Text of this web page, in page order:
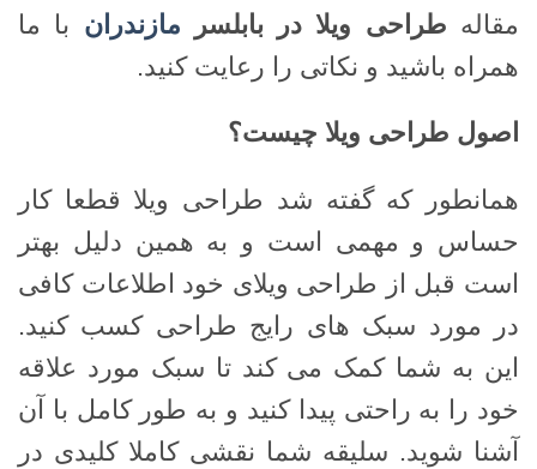
مقاله طراحی ویلا در بابلسر مازندران با ما
همراه باشید و نکاتی را رعایت کنید.
اصول طراحی ویلا چیست؟
همانطور که گفته شد طراحی ویلا قطعا کار
حساس و مهمی است و به همین دلیل بهتر
است قبل از طراحی ویلای خود اطلاعات کافی
در مورد سبک های رایج طراحی کسب کنید.
این به شما کمک می کند تا سبک مورد علاقه
خود را به راحتی پیدا کنید و به طور کامل با آن
آشنا شوید. سلیقه شما نقشی کاملا کلیدی در